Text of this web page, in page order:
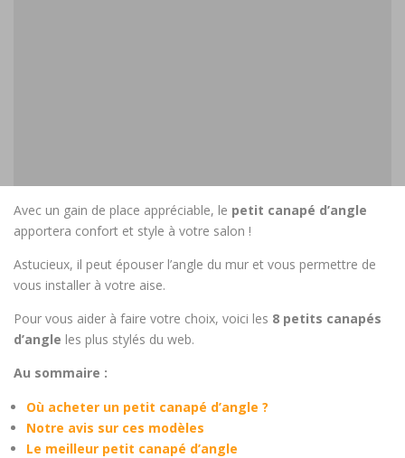
Avec un gain de place appréciable, le petit canapé d’angle
apportera confort et style à votre salon !
Astucieux, il peut épouser l’angle du mur et vous permettre de
vous installer à votre aise.
Pour vous aider à faire votre choix, voici les 8 petits canapés
d’angle les plus stylés du web.
Au sommaire :
Où acheter un petit canapé d’angle ?
Notre avis sur ces modèles
Le meilleur petit canapé d’angle